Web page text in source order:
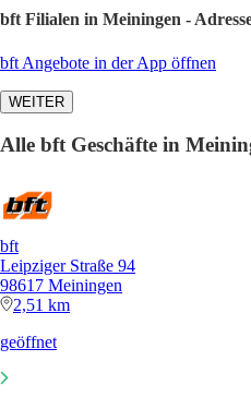
bft Filialen in Meiningen -
bft Angebote in der App öffnen
WEITER
Alle bft Geschäfte in
bft
Leipziger Straße 94
98617 Meiningen
2,51 km
geöffnet